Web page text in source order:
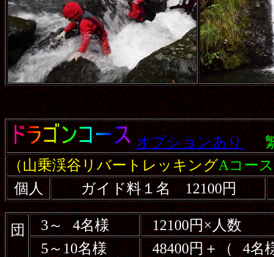
オプションあり
（山乗渓谷リバートレッキングAコース
個人
ガイド料１名 12100円
団 3～ 4名様
12100円×人数
5～10名様
48400円＋（
4名